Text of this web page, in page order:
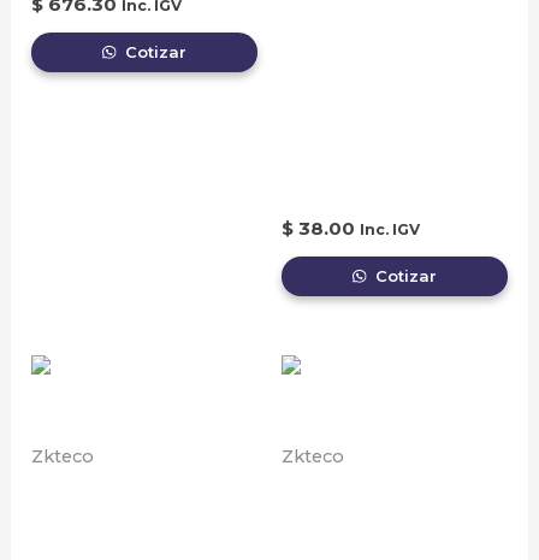
Inc. IGV
Cotizar
$ 38.00 Inc. IGV
Cotizar
Zkteco Zkteco